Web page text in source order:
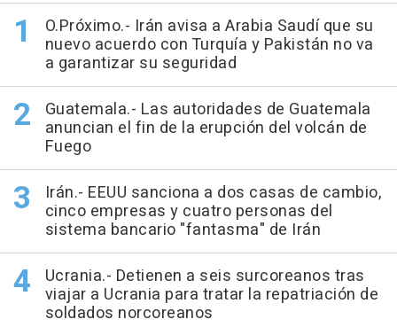
O.Próximo.- Irán avisa a Arabia Saudí que su
nuevo acuerdo con Turquía y Pakistán no va
a garantizar su seguridad
Guatemala.- Las autoridades de Guatemala
anuncian el fin de la erupción del volcán de
Fuego
Irán.- EEUU sanciona a dos casas de cambio,
cinco empresas y cuatro personas del
sistema bancario "fantasma" de Irán
Ucrania.- Detienen a seis surcoreanos tras
viajar a Ucrania para tratar la repatriación de
soldados norcoreanos